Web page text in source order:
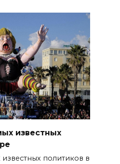
известных
политиков в